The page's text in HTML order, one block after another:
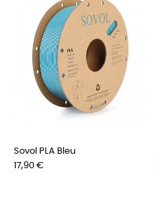
Sovol PLA Bleu
Preis
17,90 €